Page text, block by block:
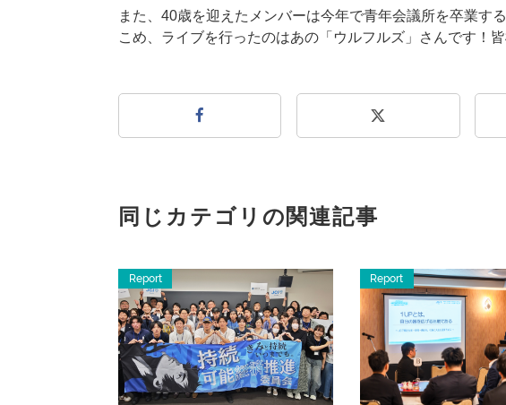
また、40歳を迎えたメンバーは今年で青年会議所を卒業す
こめ、ライブを行ったのはあの「ウルフルズ」さんです！
同じカテゴリの関連記事
Report Report